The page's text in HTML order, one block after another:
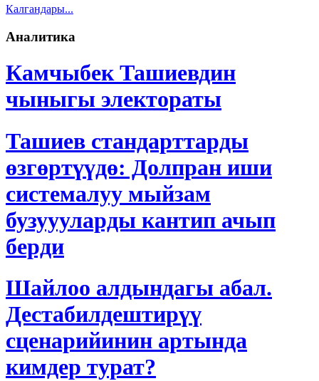
Калгандары...
Аналитика
Камчыбек Ташиевдин
чыныгы электораты
Ташиев стандарттарды
өзгөртүүдө: Долпран иши
системалуу мыйзам
бузуууларды кантип ачып
берди
Шайлоо алдындагы абал.
Дестабилдештирүү
сценарийинин артында
кимдер турат?